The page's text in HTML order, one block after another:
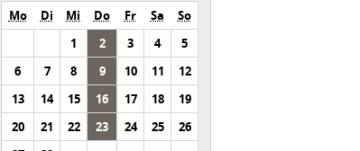
Mo Di Mi Do Fr Sa
So
1
2 3 4
5
6
7 8 9 10 11
12
13
14 15 16 17 18
19
20
21 22 23 24 25
26